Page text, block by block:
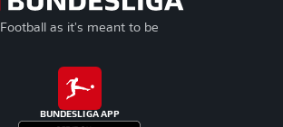
Football as it's meant to be
BUNDESLIGA APP